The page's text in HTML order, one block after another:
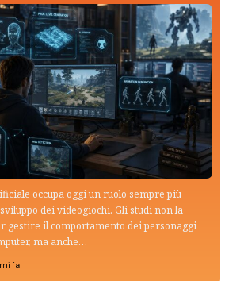
occupa oggi un ruolo sempre più
dei videogiochi. Gli studi non la
gestire il comportamento dei personaggi
ma anche…
fa